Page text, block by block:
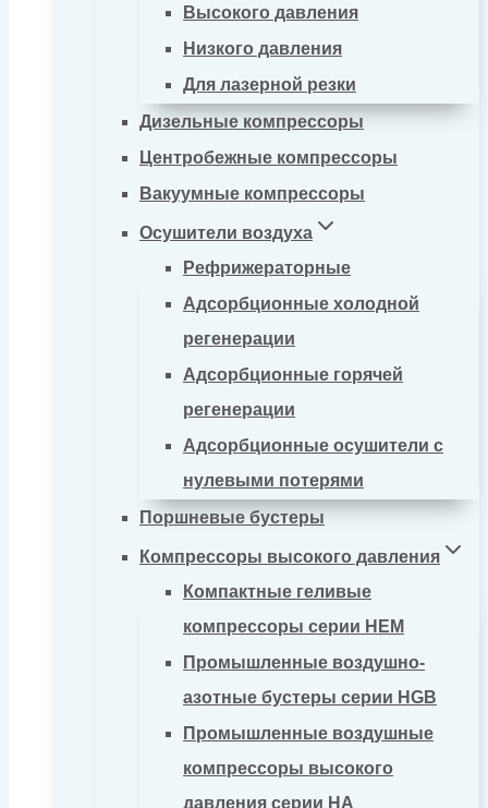
Высокого давления
Низкого давления
Для лазерной резки
Дизельные компрессоры
Центробежные компрессоры
Вакуумные компрессоры
Осушители воздуха
Рефрижераторные
Адсорбционные холодной
регенерации
Адсорбционные горячей
регенерации
Адсорбционные осушители с
нулевыми потерями
Поршневые бустеры
Компрессоры высокого давления
Компактные геливые
компрессоры серии HEM
Промышленные воздушно-
азотные бустеры серии HGB
Промышленные воздушные
компрессоры высокого
давления серии HA